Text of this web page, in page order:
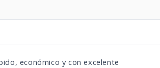
económico y con excelente